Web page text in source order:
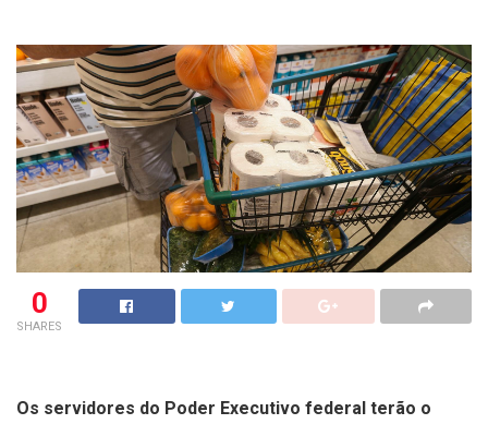
0
SHARES
Os servidores do Poder Executivo federal terão o